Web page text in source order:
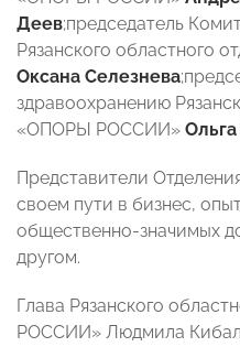
Деев;председатель
Рязанского областного
Оксана Селезнева
здравоохранению
«ОПОРЫ РОССИИ»
Представители
своем пути в бизнес,
общественно-значимых
другом.
Глава Рязанского
РОССИИ» Людмила